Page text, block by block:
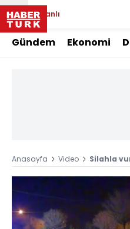
Canlı
Gündem Ekonomi
Anasayfa Video Silahla